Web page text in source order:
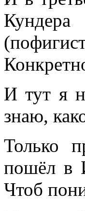
И тут я
знаю,
Только
пошёл в
Чтоб